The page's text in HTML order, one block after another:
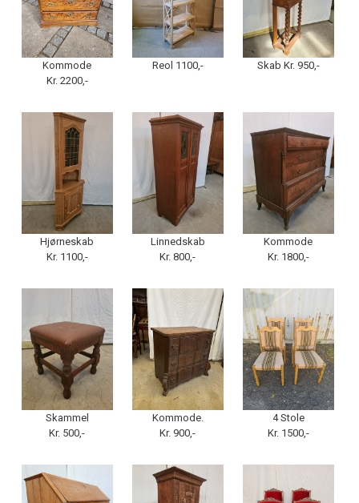
Kommode
Kr. 2200,-
Reol 1100,- Skab Kr. 950,-
Hjørneskab
Kr. 1100,-
Linnedskab
Kr. 800,-
Kommode
Kr. 1800,-
Skammel
Kr. 500,-
Kommode.
Kr. 900,-
4 Stole
Kr. 1500,-